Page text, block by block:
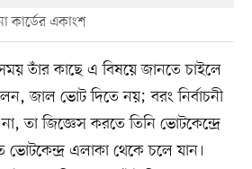
একাংশ
তাঁর কাছে এ বিষয়ে জানতে চাইলে
জাল ভোট দিতে নয়; বরং নির্বাচনী
না, তা জিজ্ঞেস করতে তিনি ভোটকেন্দ্রে
ভোটকেন্দ্র এলাকা থেকে চলে যান।